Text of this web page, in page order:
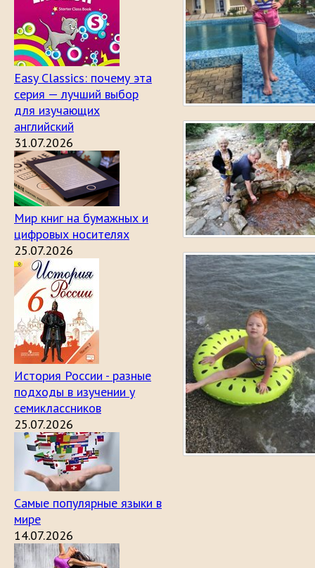
Easy Classics: почему эта
серия — лучший выбор
для изучающих
английский
31.07.2026
Мир книг на бумажных и
цифровых носителях
25.07.2026
История России - разные
подходы в изучении у
семиклассников
25.07.2026
Самые популярные языки в
мире
14.07.2026